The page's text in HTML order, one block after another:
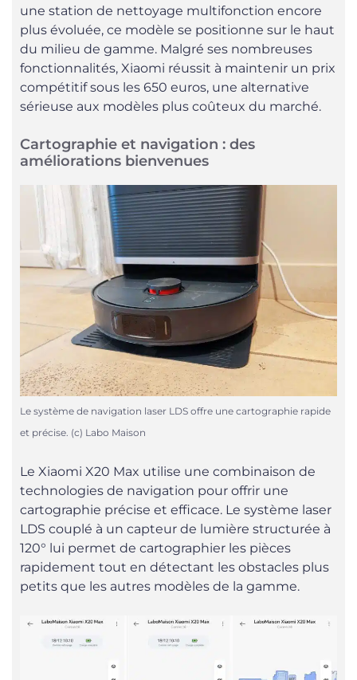
une station de nettoyage multifonction encore
plus évoluée, ce modèle se positionne sur le haut
du milieu de gamme. Malgré ses nombreuses
fonctionnalités, Xiaomi réussit à maintenir un prix
compétitif sous les 650 euros, une alternative
sérieuse aux modèles plus coûteux du marché.
Cartographie et navigation : des
améliorations bienvenues
Le système de navigation laser LDS offre une cartographie rapide
et précise. (c) Labo Maison
Le Xiaomi X20 Max utilise une combinaison de
technologies de navigation pour offrir une
cartographie précise et efficace. Le système laser
LDS couplé à un capteur de lumière structurée à
120° lui permet de cartographier les pièces
rapidement tout en détectant les obstacles plus
petits que les autres modèles de la gamme.